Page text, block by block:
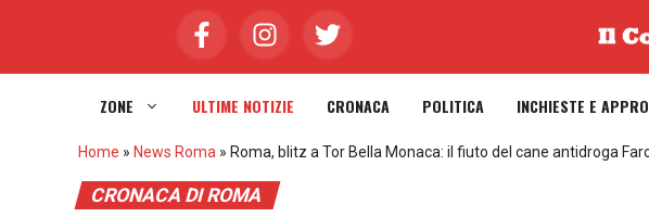
ZONE ULTIME NOTIZIE CRONACA POLITICA INCHIESTE E
Home » News Roma » Roma, blitz a Tor Bella Monaca: il fiuto del cane antidroga
CRONACA DI ROMA